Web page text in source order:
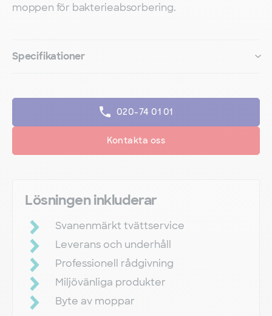
Lösningen inkluderar
Svanenmärkt tvättservice
Leverans och underhåll
Professionell rådgivning
Miljövänliga produkter
Byte av moppar
moppen för bakterieabsorbering.
Specifikationer
020-74 01 01
Kontakta oss